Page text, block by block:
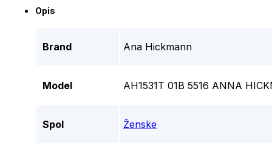
Opis
Brand Ana Hickmann
Model AH1531T 01B 5516 ANNA
Spol Ženske